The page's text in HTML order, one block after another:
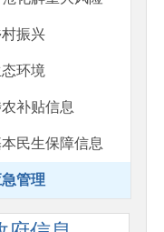
村振兴
环境
补贴信息
民生保障信息
管理